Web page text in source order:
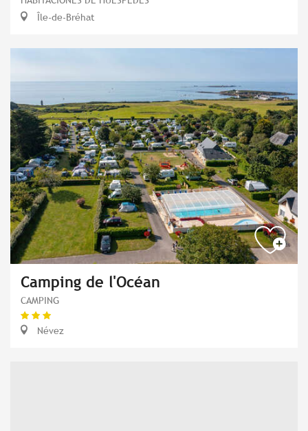
Île-de-Bréhat
Camping de l'Océan
CAMPING
Névez